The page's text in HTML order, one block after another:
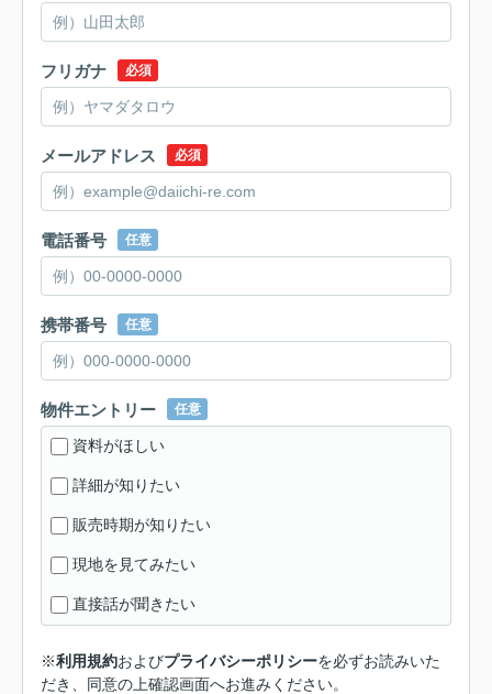
フリガナ 必須
メールアドレス 必須
電話番号 任意
携帯番号 任意
物件エントリー 任意
資料がほしい
詳細が知りたい
販売時期が知りたい
現地を見てみたい
直接話が聞きたい
※利用規約およびプライバシーポリシーを必ずお読みいた
だき、同意の上確認画面へお進みください。